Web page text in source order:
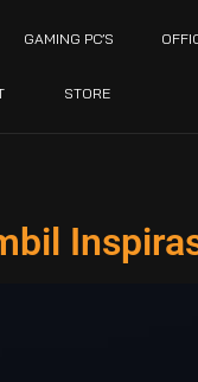
GAMING PC’S
STORE